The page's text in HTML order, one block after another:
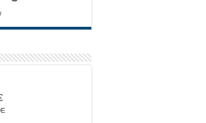
Preisspanne:
18,50 €